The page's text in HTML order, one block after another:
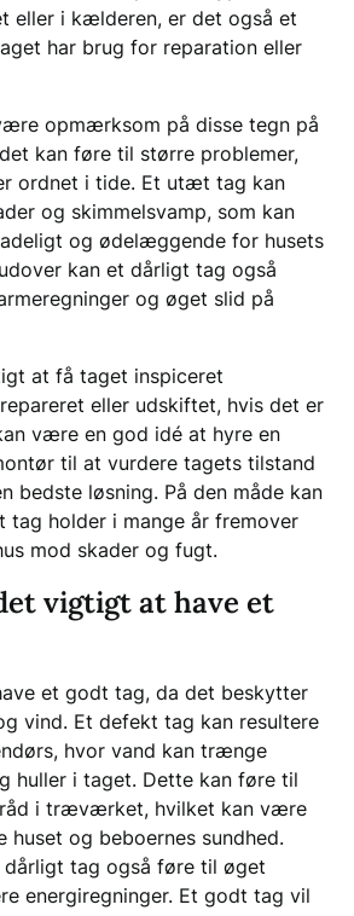
eller i kælderen, er det også et
har brug for reparation eller
opmærksom på disse tegn på
kan føre til større problemer,
ordnet i tide. Et utæt tag kan
og skimmelsvamp, som kan
og ødelæggende for husets
kan et dårligt tag også
og øget slid på
at få taget inspiceret
eller udskiftet, hvis det er
være en god idé at hyre en
til at vurdere tagets tilstand
bedste løsning. På den måde kan
tag holder i mange år fremover
mod skader og fugt.
vigtigt at have et
et godt tag, da det beskytter
vind. Et defekt tag kan resultere
hvor vand kan trænge
huller i taget. Dette kan føre til
i træværket, hvilket kan være
huset og beboernes sundhed.
dårligt tag også føre til øget
energiregninger. Et godt tag vil